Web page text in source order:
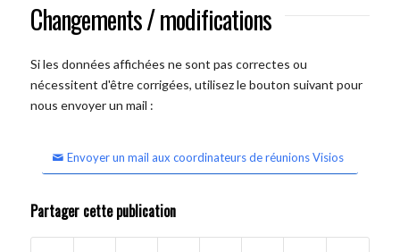
Changements / modifications
Si les données affichées ne sont pas correctes ou
nécessitent d'être corrigées, utilisez le bouton suivant pour
nous envoyer un mail :
Envoyer un mail aux coordinateurs de réunions Visios
Partager cette publication